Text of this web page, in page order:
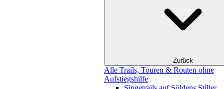
Zurück
Alle Trails, Touren & Routen ohne
Aufstiegshilfe